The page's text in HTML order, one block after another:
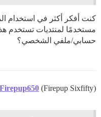
كنت أفكر أكثر في استخدام
مستخدمًا لمنتديات تستخدم
حسابي/ملفي الشخصي؟
Firepup650 (Firepup Sixfifty)